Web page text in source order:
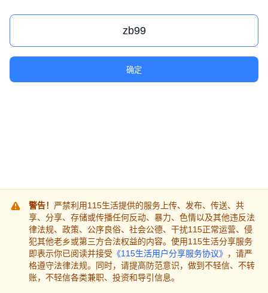
确定
警告！ 严禁利用115生活提供的服务上传、发布、传送、共
享、分享、存储或传播任何反动、暴力、色情以及其他违反法
律法规、政策、公序良俗、社会公德、干扰115正常运营、侵
犯其他老乡或第三方合法权益的内容。使用115生活分享服务
即表示你已阅读并接受 《115生活用户分享服务协议》 ，请严
格遵守法律法规。同时，请提高防范意识，做到不轻信、不转
账，不轻信各类兼职、投资和导引信息。